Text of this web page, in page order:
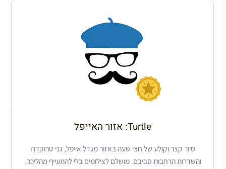
Turtle: אזור האייפל
סיור קצר וקולע של חצי שעה באזור מגדל אייפל, גני טרוקדרו
והשדרות הרחבות סביבם. מושלם לצילומים בלי להתעייף מהליכה.